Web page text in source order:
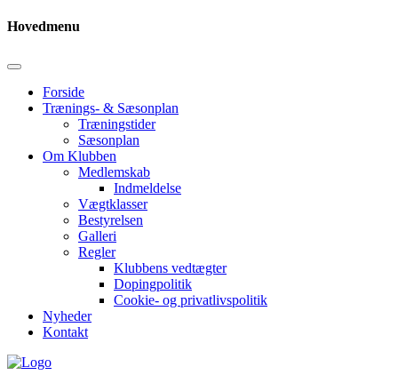
Hovedmenu
Forside
Trænings- & Sæsonplan
Træningstider
Sæsonplan
Om Klubben
Medlemskab
Indmeldelse
Vægtklasser
Bestyrelsen
Galleri
Regler
Klubbens vedtægter
Dopingpolitik
Cookie- og privatlivspolitik
Nyheder
Kontakt